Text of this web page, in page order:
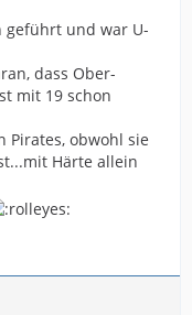
geführt und war U-
dass Ober-
mit 19 schon
Pirates, obwohl sie
Härte allein